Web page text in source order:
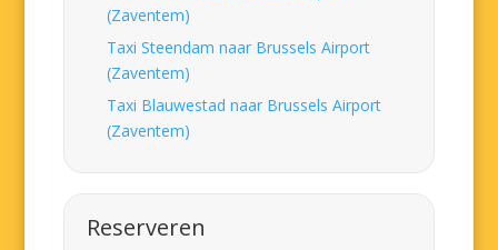
(Zaventem)
Taxi Steendam naar Brussels Airport
(Zaventem)
Taxi Blauwestad naar Brussels Airport
(Zaventem)
Reserveren